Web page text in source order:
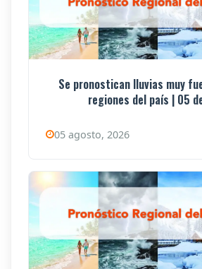
Se pronostican lluvias muy
regiones del país | 05
05 agosto, 2026